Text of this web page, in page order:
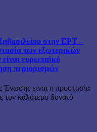
στην ΕΡΤ –
των εξωτερικών
ευρωπαϊκό
περιορισμών
Ένωσης είναι η προστασία
τον καλύτερο δυνατό